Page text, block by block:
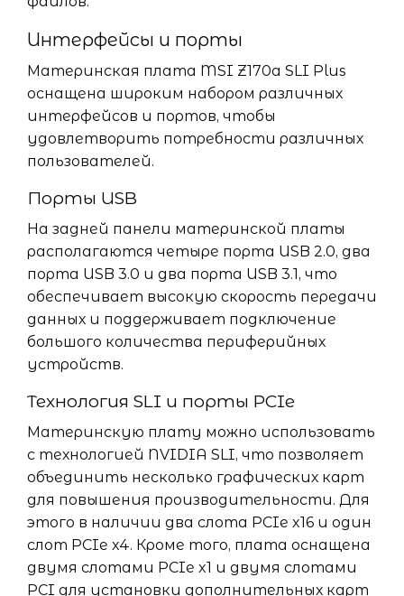
Интерфейсы и порты
Материнская плата MSI Z170a SLI Plus
оснащена широким набором различных
интерфейсов и портов, чтобы
удовлетворить потребности различных
пользователей.
Порты USB
На задней панели материнской платы
располагаются четыре порта USB 2.0, два
порта USB 3.0 и два порта USB 3.1, что
обеспечивает высокую скорость передачи
данных и поддерживает подключение
большого количества периферийных
устройств.
Технология SLI и порты PCIe
Материнскую плату можно использовать
с технологией NVIDIA SLI, что позволяет
объединить несколько графических карт
для повышения производительности. Для
этого в наличии два слота PCIe x16 и один
слот PCIe x4. Кроме того, плата оснащена
двумя слотами PCIe x1 и двумя слотами
PCI для установки дополнительных карт